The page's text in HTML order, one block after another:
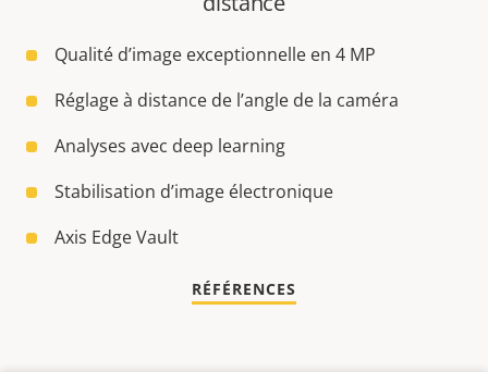
Qualité d’image exceptionnelle en 4 MP
Réglage à distance de l’angle de la caméra
Analyses avec deep learning
Stabilisation d’image électronique
Axis Edge Vault
RÉFÉRENCES